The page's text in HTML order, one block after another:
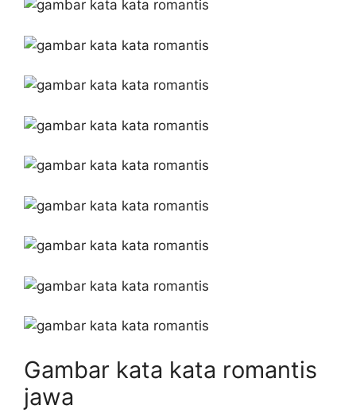
Gambar kata kata romantis
jawa